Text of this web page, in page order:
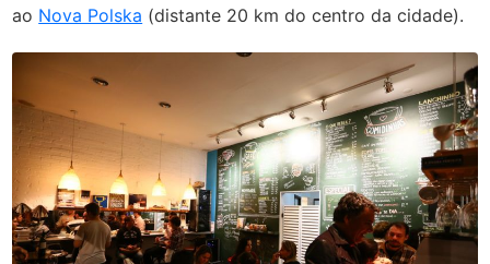
ao Nova Polska (distante 20 km do centro da cidade).